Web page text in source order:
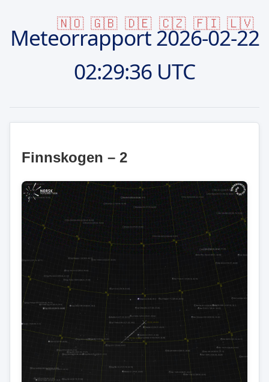
🇳🇴 🇬🇧 🇩🇪 🇨🇿 🇫🇮 🇱🇻
Meteorrapport2026-02-22
02:29:36 UTC
Finnskogen – 2